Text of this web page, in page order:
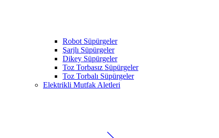
Robot Süpürgeler
Şarjlı Süpürgeler
Dikey Süpürgeler
Toz Torbasız Süpürgeler
Toz Torbalı Süpürgeler
Elektrikli Mutfak Aletleri